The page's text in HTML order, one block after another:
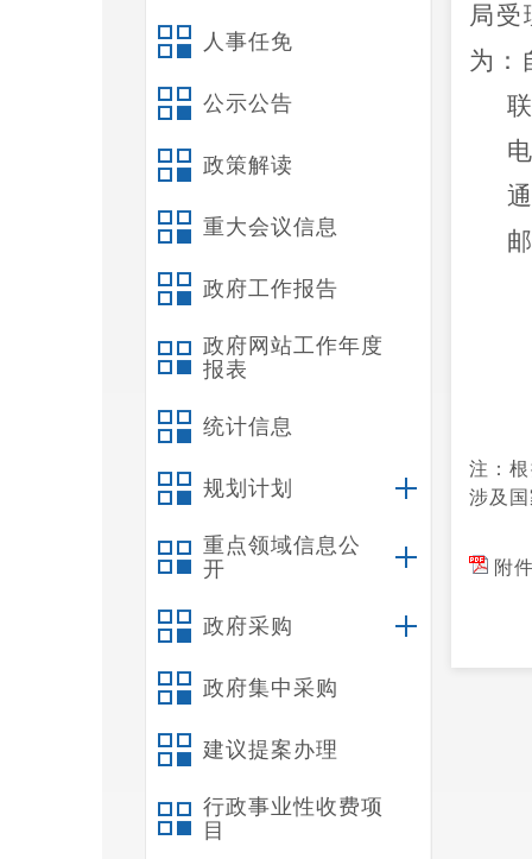
人事任免
公示公告
政策解读
重大会议信息
政府工作报告
政府网站工作年度
报表
统计信息
规划计划
重点领域信息公
开
政府采购
政府集中采购
建议提案办理
行政事业性收费项
目
局受
为：
注：
涉及
附